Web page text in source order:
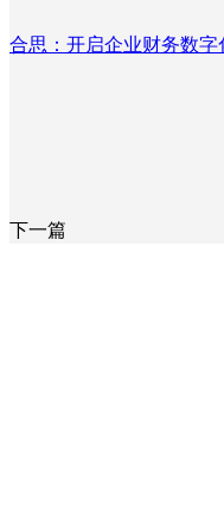
合思：开启企业财务数
下一篇